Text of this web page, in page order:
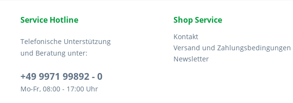
Service Hotline
Telefonische Unterstützung
und Beratung unter:
+49 9971 99892 - 0
Mo-Fr, 08:00 - 17:00 Uhr
Shop Service
Kontakt
Versand und Zahlungsbedingungen
Newsletter